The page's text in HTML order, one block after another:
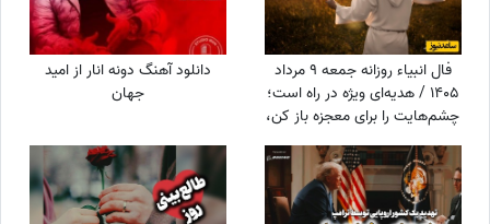
فال انبیاء روزانه جمعه 9 مرداد
1405 / هدیه‌ای ویژه در راه است؛
چشم‌هایت را برای معجزه باز کن،
خوشحال می‌کند
دانلود آهنگ دونه انار از امید
جهان